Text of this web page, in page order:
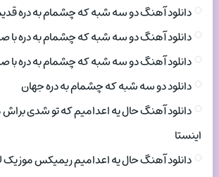
دانلود آهنگ دو سه شبه که چشمام به دره
دانلود آهنگ دو سه شبه که چشمام به دره با
دانلود آهنگ دو سه شبه که چشمام به دره با
دانلود دو سه شبه که چشمام به دره جهان
دانلود آهنگ حال یه اعدامیم که تو شدی
اینستا
دانلود آهنگ حال یه اعدامیم ریمیکس موزیک